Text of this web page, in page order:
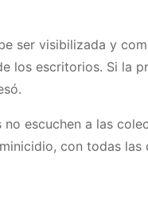
ser visibilizada y
los escritorios. Si la
escuchen a las
con todas